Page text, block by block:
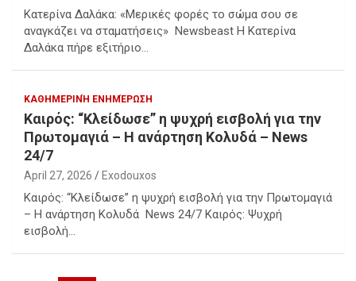
Κατερίνα Δαλάκα: «Μερικές φορές το σώμα σου σε
αναγκάζει να σταματήσεις» Newsbeast Η Κατερίνα
Δαλάκα πήρε εξιτήριο…
ΚΑΘΗΜΕΡΙΝΉ ΕΝΗΜΈΡΩΣΗ
Καιρός: “Κλείδωσε” η ψυχρή εισβολή για την
Πρωτομαγιά – Η ανάρτηση Κολυδά – News
24/7
April 27, 2026 Exodouxos
Καιρός: “Κλείδωσε” η ψυχρή εισβολή για την Πρωτομαγιά
– Η ανάρτηση Κολυδά News 24/7 Καιρός: Ψυχρή
εισβολή…